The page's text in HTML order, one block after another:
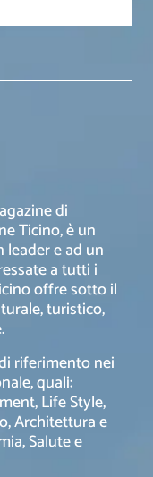
di
Ticino, è un
e ad un
a tutti i
offre sotto il
turistico,
riferimento nei
quali:
Life Style,
Architettura e
Salute e